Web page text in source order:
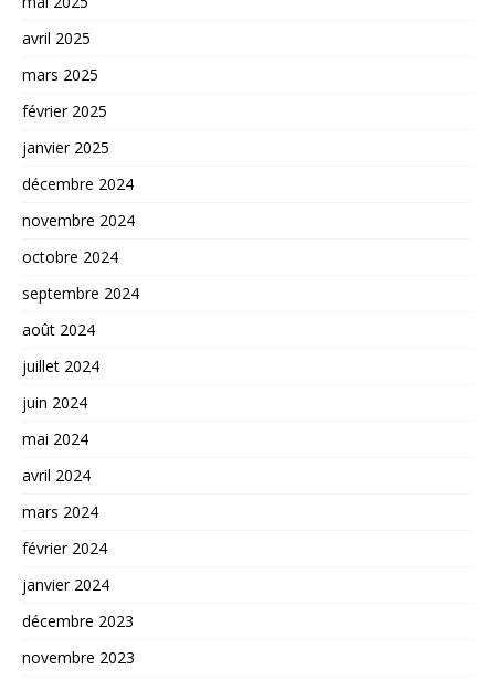
avril 2025
mars 2025
février 2025
janvier 2025
décembre 2024
novembre 2024
octobre 2024
septembre 2024
août 2024
juillet 2024
juin 2024
mai 2024
avril 2024
mars 2024
février 2024
janvier 2024
décembre 2023
novembre 2023